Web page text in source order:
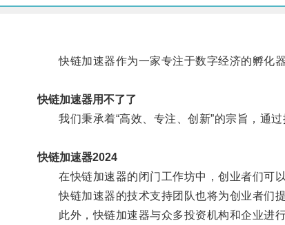
快链加速器作为一家专注于数字经济的孵化器
快链加速器用不了了
我们秉承着“高效、专注、创新”的宗旨，通过
快链加速器2024
在快链加速器的闭门工作坊中，创业者们可以
快链加速器的技术支持团队也将为创业者们提
此外，快链加速器与众多投资机构和企业进行